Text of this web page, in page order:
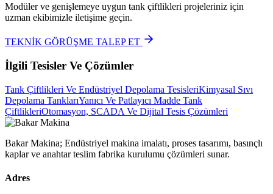
Modüler ve genişlemeye uygun tank çiftlikleri projeleriniz için
uzman ekibimizle iletişime geçin.
TEKNİK GÖRÜŞME TALEP ET
İlgili Tesisler Ve Çözümler
Tank Çiftlikleri Ve Endüstriyel Depolama TesisleriKimyasal Sıvı
Depolama TanklarıYanıcı Ve Patlayıcı Madde Tank
ÇiftlikleriOtomasyon, SCADA Ve Dijital Tesis Çözümleri
Bakar Makina; Endüstriyel makina imalatı, proses tasarımı, basınçlı
kaplar ve anahtar teslim fabrika kurulumu çözümleri sunar.
Adres